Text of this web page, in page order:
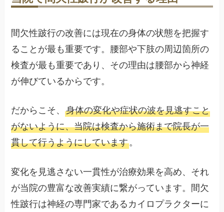
間欠性跛行の改善には現在の身体の状態を把握す
ることが最も重要です。腰部や下肢の周辺箇所の
検査が最も重要であり、その理由は腰部から神経
が伸びているからです。
だからこそ、身体の変化や症状の波を見逃すこと
がないように、当院は検査から施術まで院長が一
貫して行うようにしています。
変化を見逃さない一貫性が治療効果を高め、それ
が当院の豊富な改善実績に繋がっています。間欠
性跛行は神経の専門家であるカイロプラクターに